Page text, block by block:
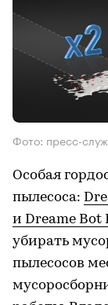
Фото: пресс-
Особая
пылесоса:
и Dreame Bot
убирать
пылесосов